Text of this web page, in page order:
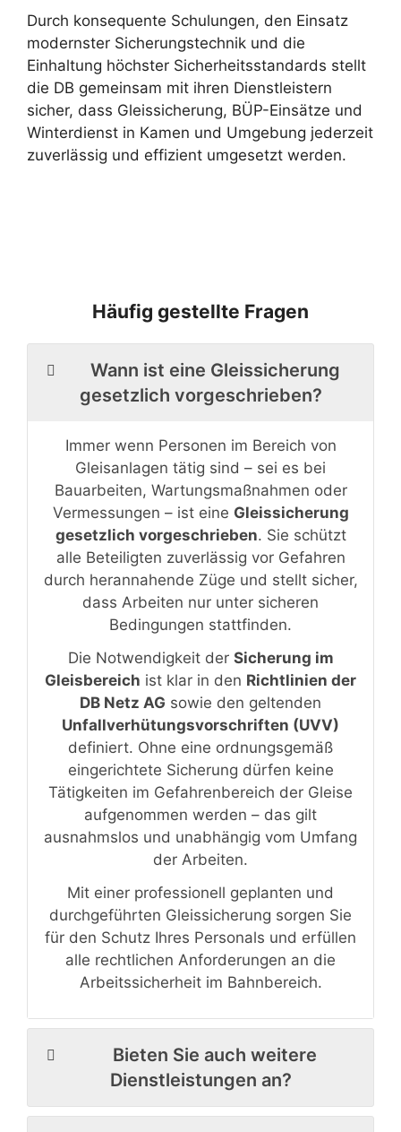
Durch konsequente Schulungen, den Einsatz
modernster Sicherungstechnik und die
Einhaltung höchster Sicherheitsstandards stellt
die DB gemeinsam mit ihren Dienstleistern
sicher, dass Gleissicherung, BÜP-Einsätze und
Winterdienst in Kamen und Umgebung jederzeit
zuverlässig und effizient umgesetzt werden.
Häufig gestellte Fragen
Wann ist eine Gleissicherung
gesetzlich vorgeschrieben?
Immer wenn Personen im Bereich von
Gleisanlagen tätig sind – sei es bei
Bauarbeiten, Wartungsmaßnahmen oder
Vermessungen – ist eine Gleissicherung
gesetzlich vorgeschrieben. Sie schützt
alle Beteiligten zuverlässig vor Gefahren
durch herannahende Züge und stellt sicher,
dass Arbeiten nur unter sicheren
Bedingungen stattfinden.
Die Notwendigkeit der Sicherung im
Gleisbereich ist klar in den Richtlinien der
DB Netz AG sowie den geltenden
Unfallverhütungsvorschriften (UVV)
definiert. Ohne eine ordnungsgemäß
eingerichtete Sicherung dürfen keine
Tätigkeiten im Gefahrenbereich der Gleise
aufgenommen werden – das gilt
ausnahmslos und unabhängig vom Umfang
der Arbeiten.
Mit einer professionell geplanten und
durchgeführten Gleissicherung sorgen Sie
für den Schutz Ihres Personals und erfüllen
alle rechtlichen Anforderungen an die
Arbeitssicherheit im Bahnbereich.
Bieten Sie auch weitere
Dienstleistungen an?